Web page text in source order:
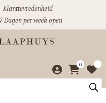
Klanttevredenheid
7 Dagen per week open
0